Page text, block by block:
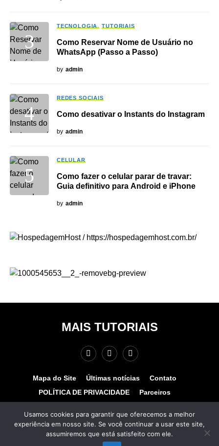
TECNOLOGIA TUTORIAIS
Como Reservar Nome de Usuário no
WhatsApp (Passo a Passo)
by admin
REDES SOCIAIS
Como desativar o Instants do Instagram
by admin
CELULAR
Como fazer o celular parar de travar:
Guia definitivo para Android e iPhone
by admin
MAIS TUTORIAIS
Mapa do Site Últimas notícias
Contato
POLÍTICA DE PRIVACIDADE
Parceiros
© COPYRIGHT 2025 - MAIS TUTORIAIS. TODOS OS
DIREITOS RESERVADOS. Desenvolvido por
www.hospedagemhost.com.br.
Usamos cookies para garantir que oferecemos a melhor
experiência em nosso site. Se você continuar a usar este site,
assumiremos que está satisfeito com ele.